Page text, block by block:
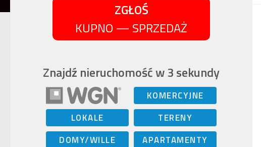
ZGŁOŚ
KUPNO — SPRZEDAŻ
Znajdź nieruchomość w 3 sekundy
KOMERCYJNE
LOKALE
TERENY
DOMY/WILLE
APARTAMENTY